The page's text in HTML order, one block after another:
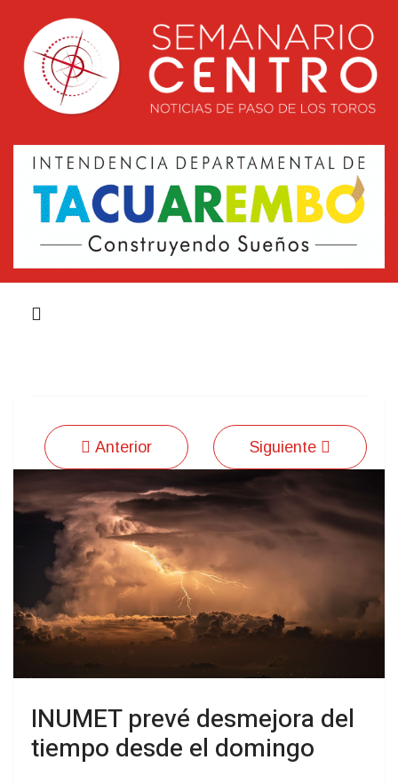
Anterior Siguiente
INUMET prevé desmejora del
tiempo desde el domingo